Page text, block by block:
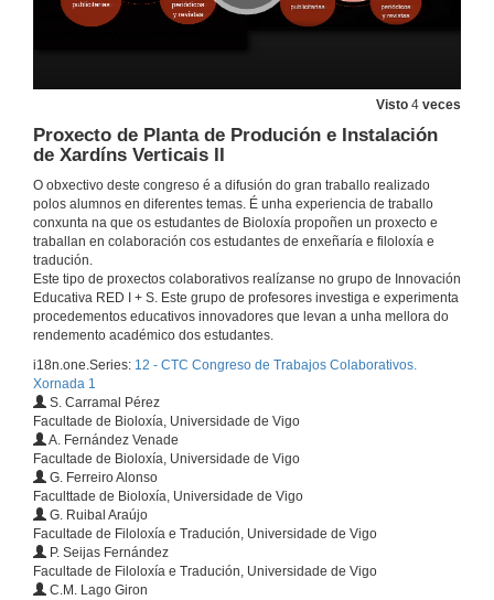
Visto 4 veces
Proxecto de Planta de Produción e Instalación
de Xardíns Verticais II
O obxectivo deste congreso é a difusión do gran traballo realizado
polos alumnos en diferentes temas. É unha experiencia de traballo
conxunta na que os estudantes de Bioloxía propoñen un proxecto e
traballan en colaboración cos estudantes de enxeñaría e filoloxía e
tradución.
Este tipo de proxectos colaborativos realízanse no grupo de Innovación
Educativa RED I + S. Este grupo de profesores investiga e experimenta
procedementos educativos innovadores que levan a unha mellora do
rendemento académico dos estudantes.
i18n.one.Series: 12 - CTC Congreso de Trabajos Colaborativos.
Xornada 1
S. Carramal Pérez
Facultade de Bioloxía, Universidade de Vigo
A. Fernández Venade
Facultade de Bioloxía, Universidade de Vigo
G. Ferreiro Alonso
Faculttade de Bioloxía, Universidade de Vigo
G. Ruibal Araújo
Facultade de Filoloxía e Tradución, Universidade de Vigo
P. Seijas Fernández
Facultade de Filoloxía e Tradución, Universidade de Vigo
C.M. Lago Giron
25 de abr. de 2019
Proxecto de deseño dunha planta de octocultura para cultivo de polbo
Proxecto de planta para a produción de medios de cultura para uso de laboratorio
25 de abr. de 2019
25 de abr. de 2019